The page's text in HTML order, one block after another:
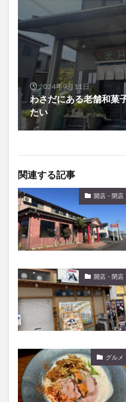
2024年9月11日
わさだにある老舗和菓
たい
関連する記事
開店・閉店
開店・閉店
グルメ